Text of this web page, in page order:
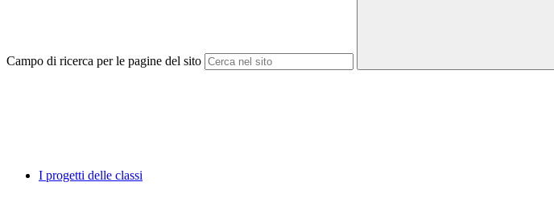
Campo di ricerca per le pagine del sito
I progetti delle classi